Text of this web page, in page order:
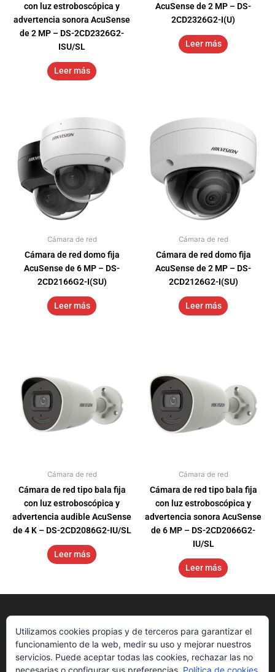
con luz estroboscópica y
advertencia sonora AcuSense
de 2 MP – DS-2CD2326G2-
ISU/SL
Leer más
AcuSense de 2 MP – DS-
2CD2326G2-I(U)
Leer más
Cámara de red
Cámara de red domo fija
AcuSense de 6 MP – DS-
2CD2166G2-I(SU)
Leer más
Cámara de red
Cámara de red domo fija
AcuSense de 2 MP – DS-
2CD2126G2-I(SU)
Leer más
Cámara de red
Cámara de red tipo bala fija
con luz estroboscópica y
advertencia audible AcuSense
de 4 K – DS-2CD2086G2-IU/SL
Leer más
Cámara de red
Cámara de red tipo bala fija
con luz estroboscópica y
advertencia sonora AcuSense
de 6 MP – DS-2CD2066G2-
IU/SL
Leer más
Utilizamos cookies propias y de terceros para garantizar el
funcionamiento de la web, medir su uso y mejorar nuestros
servicios. Puede aceptar todas las cookies, rechazar las no
necesarias o configurar sus preferencias. Política de cookies